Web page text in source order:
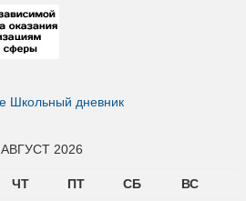
АВГУСТ 2026
ЧТ ПТ СБ ВС